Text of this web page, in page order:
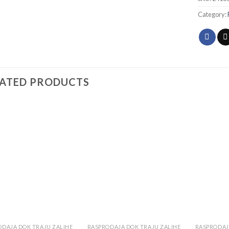
Category:
PRODUCTS
DOK TRAJU ZALIHE RASPRODAJA DOK TRAJU ZALIHE